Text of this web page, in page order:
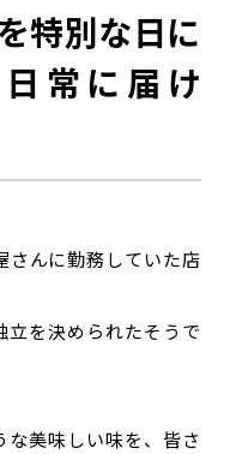
特別な日に
常に届け
さんに勤務していた店
を決められたそうで
な美味しい味を、皆さ